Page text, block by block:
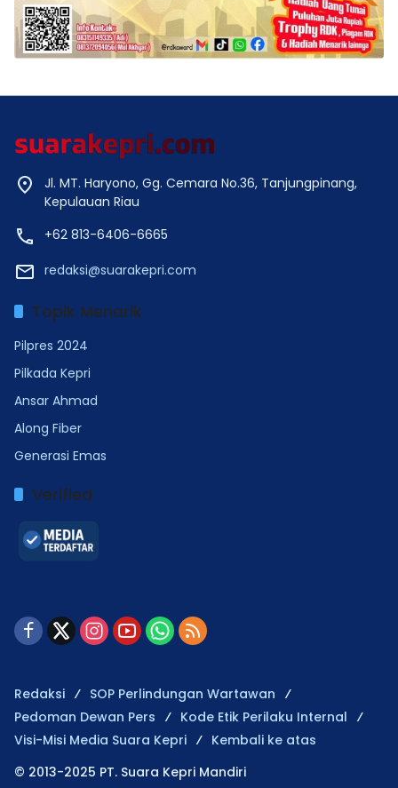
Jl. MT. Haryono, Gg. Cemara No.36, Tanjungpinang,
Kepulauan Riau
+62 813-6406-6665
redaksi@suarakepri.com
Topik Menarik
Pilpres 2024
Pilkada Kepri
Ansar Ahmad
Along Fiber
Generasi Emas
Verified
Redaksi
SOP Perlindungan Wartawan
Pedoman Dewan Pers
Kode Etik Perilaku Internal
Visi-Misi Media Suara Kepri
Kembali ke atas
© 2013-2025 PT. Suara Kepri Mandiri